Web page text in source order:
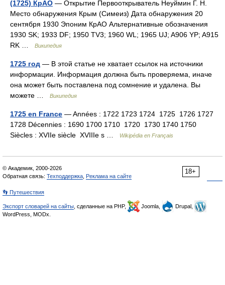
(1725) КрАО — Открытие Первооткрыватель Неуймин Г. Н.
Место обнаружения Крым (Симеиз) Дата обнаружения 20
сентября 1930 Эпоним КрАО Альтернативные обозначения
1930 SK; 1933 DF; 1950 TV3; 1960 WL; 1965 UJ; A906 YP; A915
RK …
Википедия
1725 год — В этой статье не хватает ссылок на источники
информации. Информация должна быть проверяема, иначе
она может быть поставлена под сомнение и удалена. Вы
можете …
Википедия
1725 en France — Années : 1722 1723 1724 1725 1726 1727
1728 Décennies : 1690 1700 1710 1720 1730 1740 1750
Siècles : XVIIe siècle XVIIIe s …
Wikipédia en Français
18+
© Академик, 2000-2026
Обратная связь: Техподдержка Реклама на сайте
👣 Путешествия
Экспорт словарей на сайты , сделанные на PHP, Joomla,
Drupal,
WordPress, MODx.